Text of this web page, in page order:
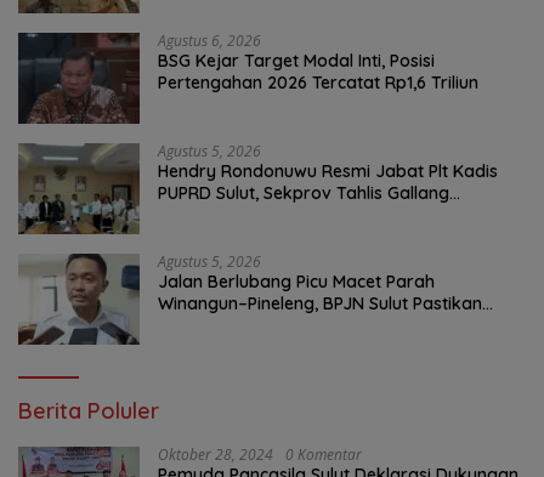
Agustus 6, 2026
BSG Kejar Target Modal Inti, Posisi
Pertengahan 2026 Tercatat Rp1,6 Triliun
Agustus 5, 2026
Hendry Rondonuwu Resmi Jabat Plt Kadis
PUPRD Sulut, Sekprov Tahlis Gallang
Agustus 5, 2026
Jalan Berlubang Picu Macet Parah
Winangun–Pineleng, BPJN Sulut Pastikan
Berita Poluler
Oktober 28, 2024 0 Komentar